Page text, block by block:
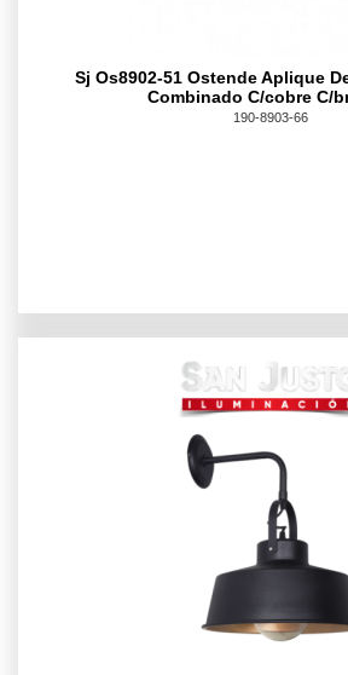
Sj Os8902-51 Ostende Aplique
Combinado C/cobre C/
190-8903-66